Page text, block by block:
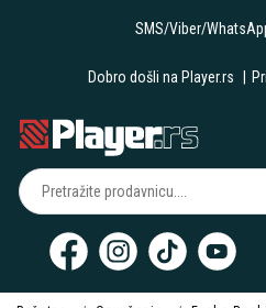
SMS/Viber/
Dobro došli na Player.rs